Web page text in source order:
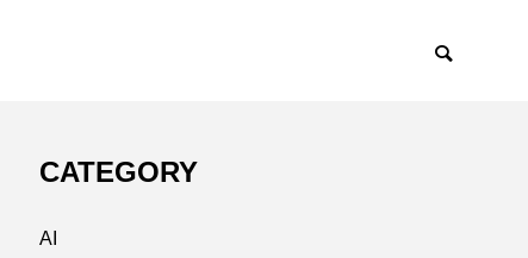
CATEGORY
AI